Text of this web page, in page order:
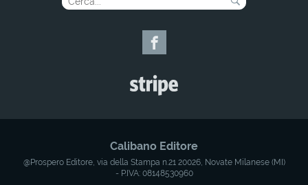
Calibano Editore
@Prospero Editore, via della Stampa n.21 20026, Novate Milanese (MI)
- P.IVA: 08148530960